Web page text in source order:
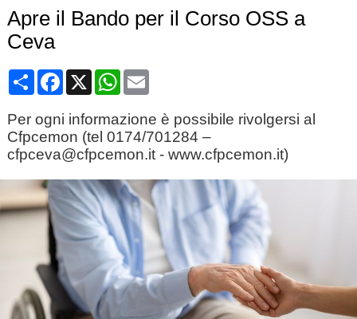
Apre il Bando per il Corso OSS a
Ceva
CondividiFacebook
X WhatsApp
Email
Per ogni informazione è possibile rivolgersi al
Cfpcemon (tel 0174/701284 –
cfpceva@cfpcemon.it - www.cfpcemon.it)